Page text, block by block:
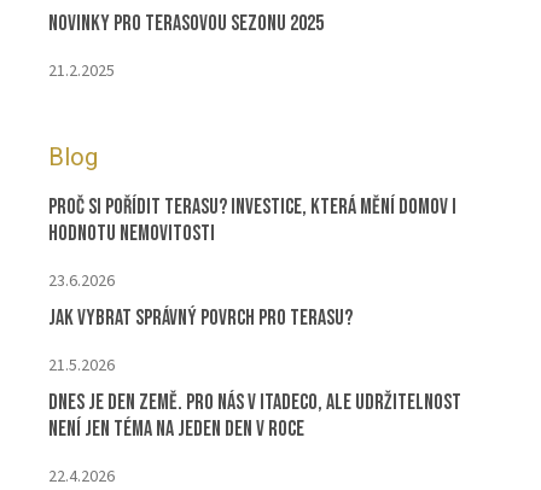
Novinky pro terasovou sezonu 2025
21.2.2025
Blog
Proč si pořídit terasu? Investice, která mění domov i
hodnotu nemovitosti
23.6.2026
Jak vybrat správný povrch pro terasu?
21.5.2026
Dnes je Den Země. Pro nás v ITADECO, ale udržitelnost
není jen téma na jeden den v roce
22.4.2026